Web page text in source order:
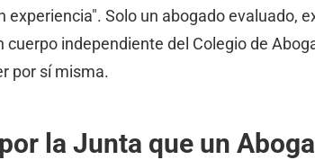
experiencia". Solo un abogado evaluado,
independiente del Colegio de
por sí misma.
la Junta que un